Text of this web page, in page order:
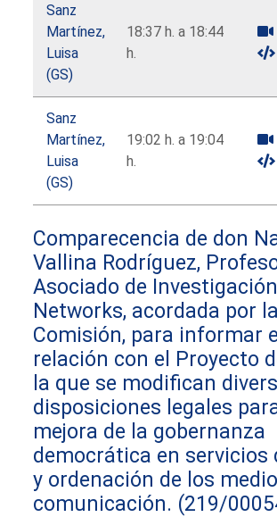
Sanz
Martínez,
Luisa
(GS)
18:37 h. a 18:44
h.
Sanz
Martínez,
Luisa
(GS)
19:02 h. a 19:04
h.
Comparecencia de don
Vallina Rodríguez,
Asociado de
Networks, acordada por
Comisión, para informar
relación con el Proyecto
la que se modifican
disposiciones legales
mejora de la gobernanza
democrática en servicios
y ordenación de los
comunicación. (219/